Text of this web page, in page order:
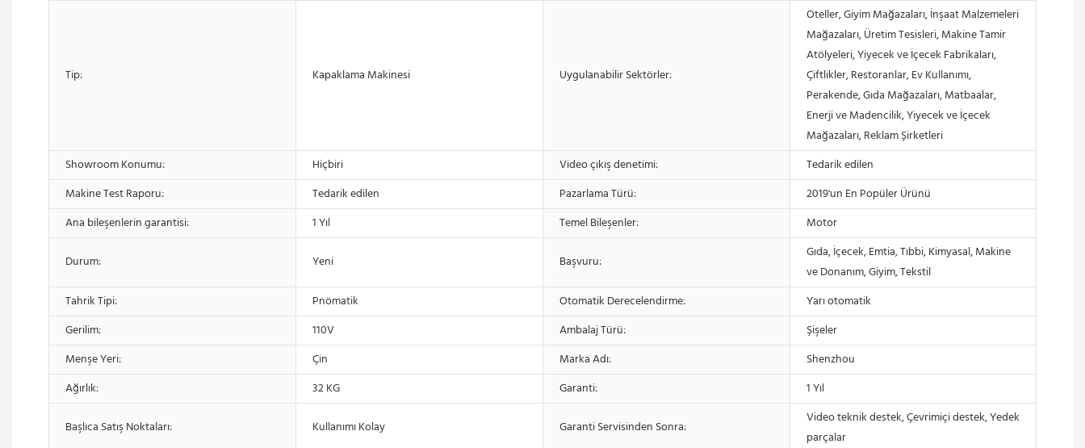
Tip: Kapaklama Makinesi Uygulanabilir Sektörler:
Oteller, Giyim Mağazaları, İnşaat Malzemeleri
Mağazaları, Üretim Tesisleri, Makine Tamir
Atölyeleri, Yiyecek ve İçecek Fabrikaları,
Çiftlikler, Restoranlar, Ev Kullanımı,
Perakende, Gıda Mağazaları, Matbaalar,
Enerji ve Madencilik, Yiyecek ve İçecek
Mağazaları, Reklam Şirketleri
Showroom Konumu:
Hiçbiri Video çıkış denetimi:
Tedarik edilen
Makine Test Raporu:
Tedarik edilen Pazarlama Türü:
2019'un En Popüler Ürünü
Ana bileşenlerin garantisi:
1 Yıl Temel Bileşenler: Motor
Durum: Yeni Başvuru:
Gıda, İçecek, Emtia, Tıbbi, Kimyasal, Makine
ve Donanım, Giyim, Tekstil
Tahrik Tipi:
Pnömatik Otomatik Derecelendirme:
Yarı otomatik
Gerilim:
110V Ambalaj Türü:
Şişeler
Menşe Yeri:
Çin Marka Adı:
Shenzhou
Ağırlık:
32 KG Garanti: 1 Yıl
Başlıca Satış Noktaları: Kullanımı Kolay Garanti Servisinden Sonra:
Video teknik destek, Çevrimiçi destek, Yedek
parçalar